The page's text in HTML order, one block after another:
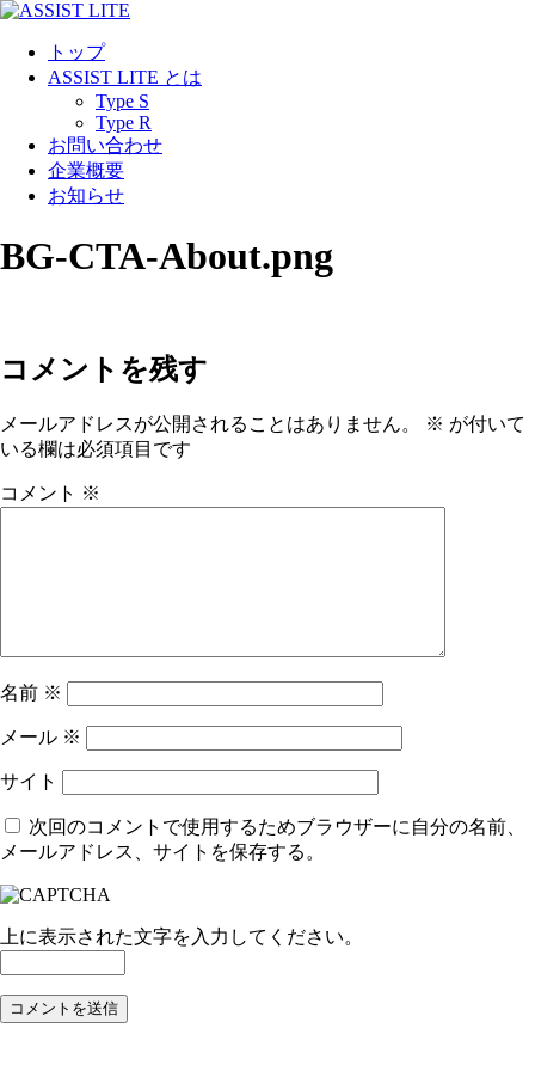
コ
トップ
ASSIST LITE とは
Type S
Type R
お問い合わせ
企業概要
お知らせ
BG-CTA-About.png
コメントを残す
メールアドレスが公開されることはありません。 ※ が付いて
いる欄は必須項目です
コメント ※
名前 ※
メール ※
サイト
次回のコメントで使用するためブラウザーに自分の名前、
メールアドレス、サイトを保存する。
上に表示された文字を入力してください。